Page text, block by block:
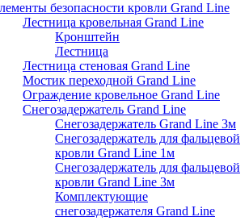
безопасности кровли Grand Line
Лестница кровельная Grand Line
Кронштейн
Лестница
Лестница стеновая Grand Line
Мостик переходной Grand Line
Ограждение кровельное Grand Line
Снегозадержатель Grand Line
Снегозадержатель Grand Line 3м
Снегозадержатель для фальцевой
кровли Grand Line 1м
Снегозадержатель для фальцевой
кровли Grand Line 3м
Комплектующие
снегозадержателя Grand Line